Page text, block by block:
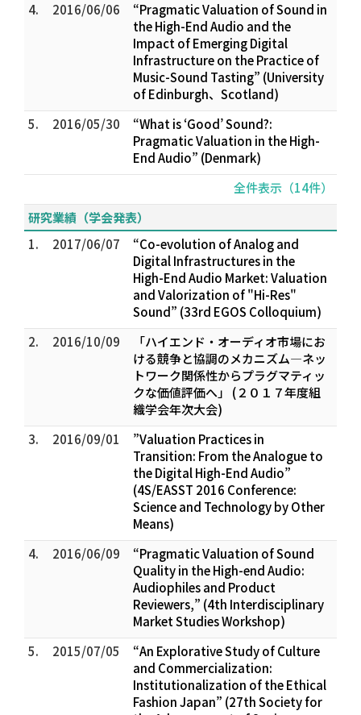
4.
2016/06/06
“Pragmatic Valuation of Sound in
the High-End Audio and the
Impact of Emerging Digital
Infrastructure on the Practice of
Music-Sound Tasting” (University
of Edinburgh、Scotland)
5.
2016/05/30
“What is ‘Good’ Sound?:
Pragmatic Valuation in the High-
End Audio” (Denmark)
全件表示（14件）
研究業績（学会発表）
1.
2017/06/07
“Co-evolution of Analog and
Digital Infrastructures in the
High-End Audio Market: Valuation
and Valorization of "Hi-Res"
Sound” (33rd EGOS Colloquium)
2.
2016/10/09
「ハイエンド・オーディオ市場にお
ける競争と協調のメカニズム―ネッ
トワーク関係性からプラグマティッ
クな価値評価へ」 (２０１７年度組
織学会年次大会)
3.
2016/09/01
”Valuation Practices in
Transition: From the Analogue to
the Digital High-End Audio”
(4S/EASST 2016 Conference:
Science and Technology by Other
Means)
4.
2016/06/09
“Pragmatic Valuation of Sound
Quality in the High-end Audio:
Audiophiles and Product
Reviewers,” (4th Interdisciplinary
Market Studies Workshop)
5.
2015/07/05
“An Explorative Study of Culture
and Commercialization:
Institutionalization of the Ethical
Fashion Japan” (27th Society for